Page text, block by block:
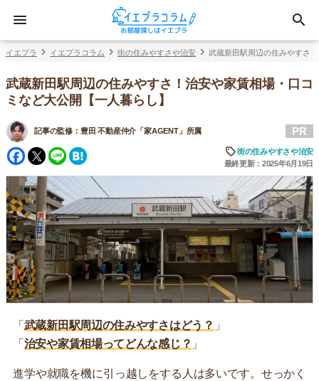
イエプラ イエプラコラム 街の住みやすさや治安 武蔵新田駅周辺の住みやすさ
武蔵新田駅周辺の住みやすさ！治安や家賃相場・口コ
ミなど大公開【一人暮らし】
記事の監修： 豊田 不動産仲介「家AGENT」所属
Facebook
Twitter
Line
PR
街の住みやすさや治安
最終更新：2025年6月19日
「 武蔵新田駅周辺の住みやすさはどう？ 」
「 治安や家賃相場ってどんな感じ？ 」
進学や就職を機に引っ越しをする人は多いです。せっかく